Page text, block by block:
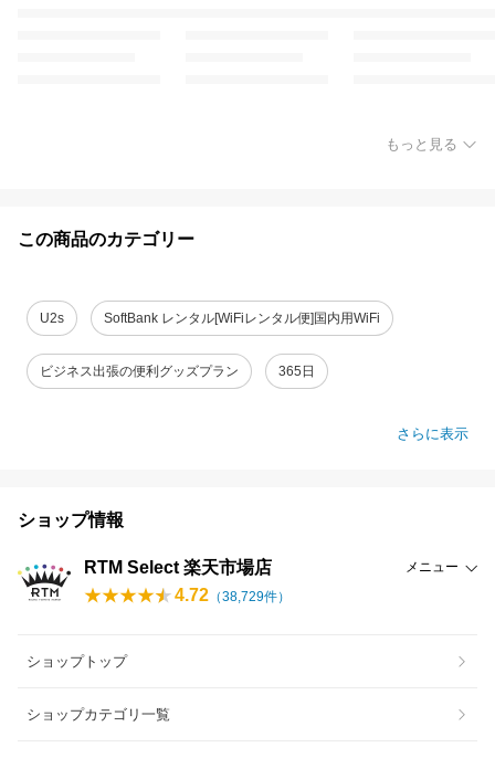
もっと見る
この商品のカテゴリー
U2s SoftBank レンタル[WiFiレンタル便]国内用WiFi
ビジネス出張の便利グッズプラン 365日
さらに表示
ショップ情報
RTM Select 楽天市場店 メニュー
4.72 （38,729件）
ショップトップ
ショップカテゴリ一覧